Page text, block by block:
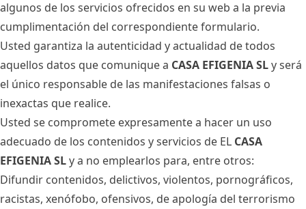
algunos de los servicios ofrecidos en su web a la previa
cumplimentación del correspondiente formulario.
Usted garantiza la autenticidad y actualidad de todos
aquellos datos que comunique a CASA EFIGENIA SLy será
el único responsable de las manifestaciones falsas o
inexactas que realice.
Usted se compromete expresamente a hacer un uso
adecuado de los contenidos y servicios de EL CASA
EFIGENIA SLy a no emplearlos para, entre otros:
Difundir contenidos, delictivos, violentos, pornográficos,
racistas, xenófobo, ofensivos, de apología del terrorismo